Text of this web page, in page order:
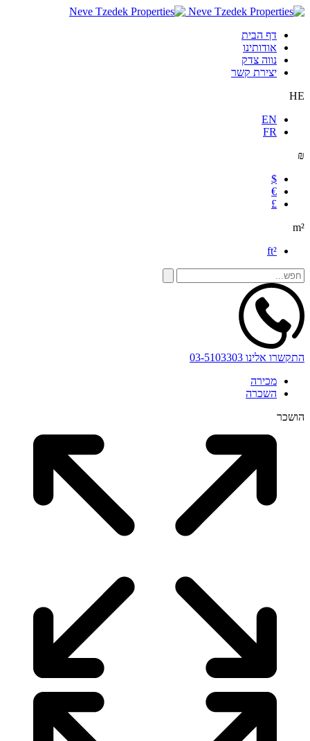
דף הבית
אודותינו
נווה צדק
יצירת קשר
HE
EN
FR
₪
$
€
£
m²
ft²
התקשרו אלינו 03-5103303
מכירה
השכרה
הושכר